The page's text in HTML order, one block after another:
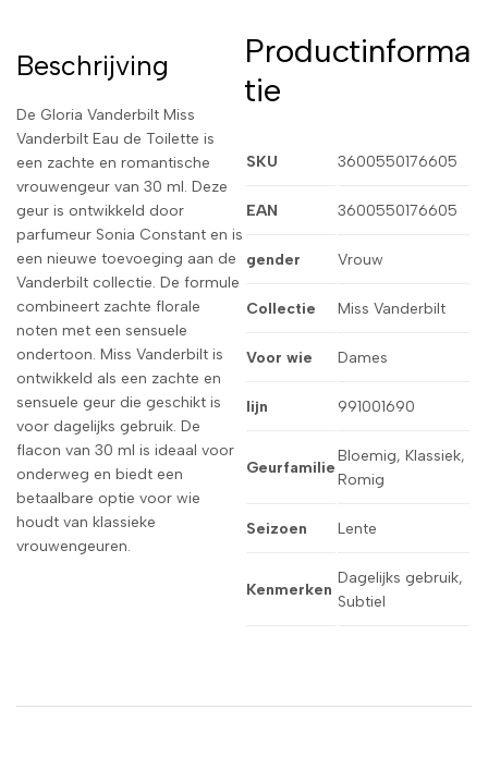
Beschrijving
De Gloria Vanderbilt Miss
Vanderbilt Eau de Toilette is
een zachte en romantische
vrouwengeur van 30 ml. Deze
geur is ontwikkeld door
parfumeur Sonia Constant en is
een nieuwe toevoeging aan de
Vanderbilt collectie. De formule
combineert zachte florale
noten met een sensuele
ondertoon. Miss Vanderbilt is
ontwikkeld als een zachte en
sensuele geur die geschikt is
voor dagelijks gebruik. De
flacon van 30 ml is ideaal voor
onderweg en biedt een
betaalbare optie voor wie
houdt van klassieke
vrouwengeuren.
Productinforma
tie
SKU 3600550176605
EAN 3600550176605
gender Vrouw
Collectie Miss Vanderbilt
Voor wie Dames
lijn 991001690
Geurfamilie
Bloemig, Klassiek,
Romig
Seizoen Lente
Kenmerken
Dagelijks gebruik,
Subtiel